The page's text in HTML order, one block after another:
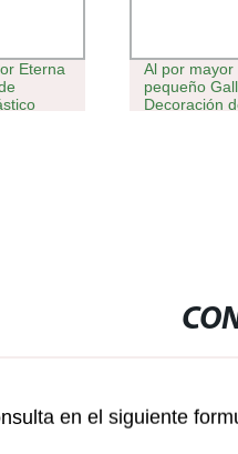
Eterna
Al por
pequeño
Decoración
en el siguiente